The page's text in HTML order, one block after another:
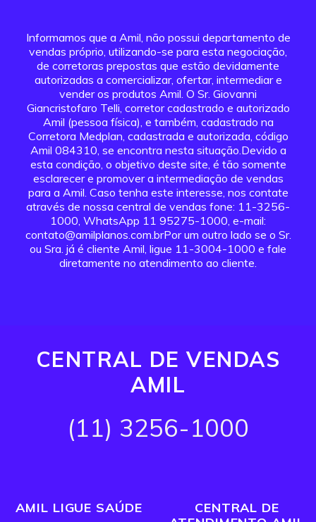
Informamos que a Amil, não possui departamento de
vendas próprio, utilizando-se para esta negociação,
de corretoras prepostas que estão devidamente
autorizadas a comercializar, ofertar, intermediar e
vender os produtos Amil. O Sr. Giovanni
Giancristofaro Telli, corretor cadastrado e autorizado
Amil (pessoa física), e também, cadastrado na
Corretora Medplan, cadastrada e autorizada, código
Amil 084310, se encontra nesta situação.Devido a
esta condição, o objetivo deste site, é tão somente
esclarecer e promover a intermediação de vendas
para a Amil. Caso tenha este interesse, nos contate
através de nossa central de vendas fone: 11-3256-
1000, WhatsApp 11 95275-1000, e-mail:
contato@amilplanos.com.brPor um outro lado se o Sr.
ou Sra. já é cliente Amil, ligue 11-3004-1000 e fale
diretamente no atendimento ao cliente.
CENTRAL DE VENDAS
AMIL
(11) 3256-1000
AMIL LIGUE SAÚDE
CENTRAL DE